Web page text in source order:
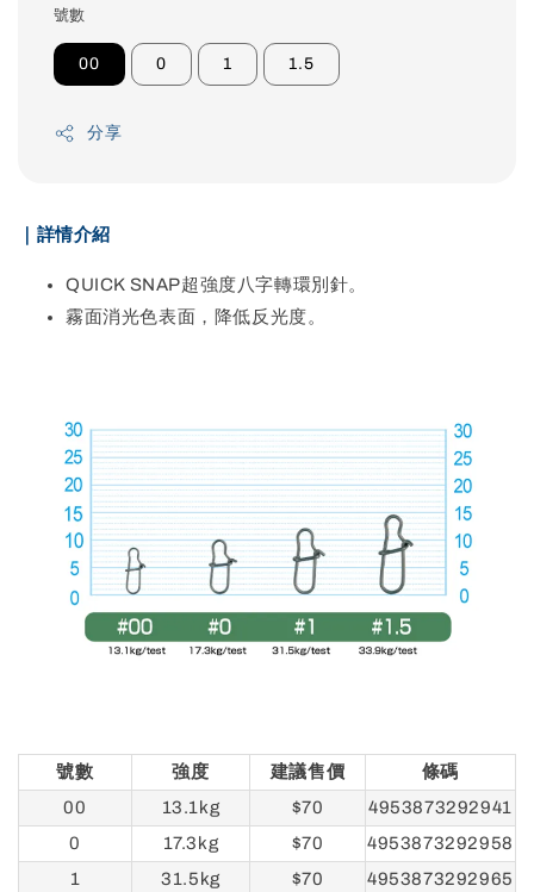
號數
00 0 1 1.5
分享
｜詳情介紹
QUICK SNAP超強度八字轉環別針。
霧面消光色表面，降低反光度。
號數 強度 建議售價
條碼
00
13.1kg $70
4953873292941
0
17.3kg $70
4953873292958
1
31.5kg $70 4953873292965